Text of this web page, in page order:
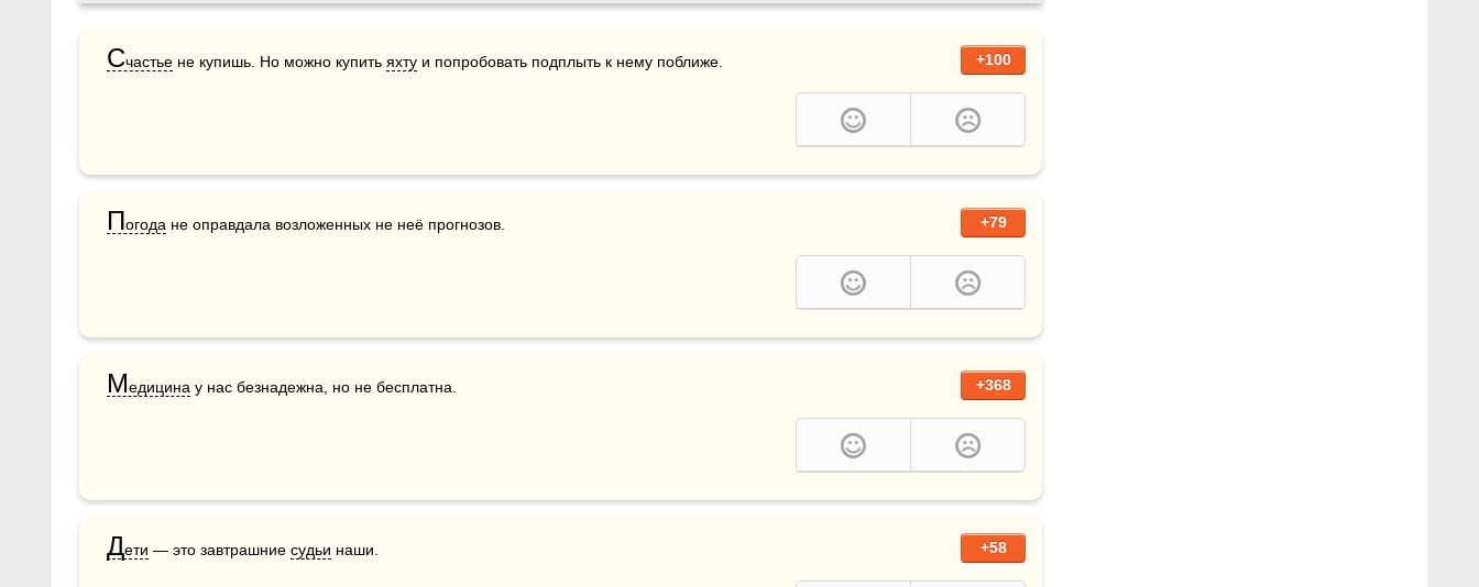
+100
Счастье не купишь. Но можно купить яхту и попробовать подплыть к нему поближе.
+79
Погода не оправдала возложенных не неё прогнозов.
+368
Медицина у нас безнадежна, но не бесплатна.
+58
Дети — это завтрашние судьи наши.